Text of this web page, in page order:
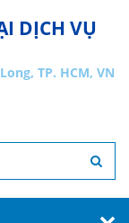
DỊCH VỤ
TP. HCM, VN